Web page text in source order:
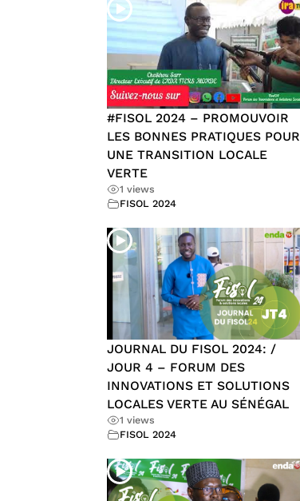
#FISOL 2024 – PROMOUVOIR
LES BONNES PRATIQUES POUR
UNE TRANSITION LOCALE
VERTE
1 views
FISOL 2024
JOURNAL DU FISOL 2024: /
JOUR 4 – FORUM DES
INNOVATIONS ET SOLUTIONS
LOCALES VERTE AU SÉNÉGAL
1 views
FISOL 2024